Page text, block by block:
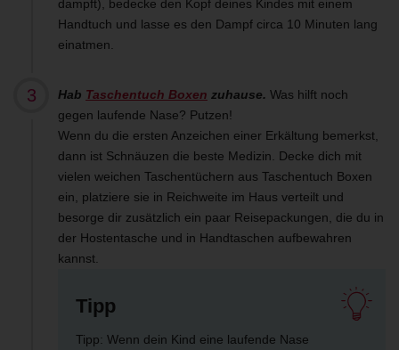
dampft), bedecke den Kopf deines Kindes mit einem
Handtuch und lasse es den Dampf circa 10 Minuten lang
einatmen.
Hab Taschentuch Boxen zuhause. Was hilft noch
gegen laufende Nase? Putzen!
Wenn du die ersten Anzeichen einer Erkältung bemerkst,
dann ist Schnäuzen die beste Medizin. Decke dich mit
vielen weichen Taschentüchern aus Taschentuch Boxen
ein, platziere sie in Reichweite im Haus verteilt und
besorge dir zusätzlich ein paar Reisepackungen, die du in
der Hostentasche und in Handtaschen aufbewahren
kannst.
Tipp
Tipp: Wenn dein Kind eine laufende Nase